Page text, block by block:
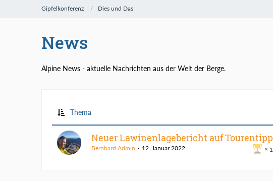
Gipfelkonferenz Dies und Das
News
Alpine News - aktuelle Nachrichten aus der Welt der Berge.
Thema
Neuer Lawinenlagebericht auf Tourentipp
1
Bernhard Admin 12. Januar 2022